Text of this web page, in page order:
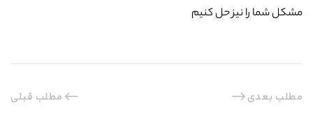
مشکل شما را نیز حل کنیم
مطلب قبلی مطلب بعدی